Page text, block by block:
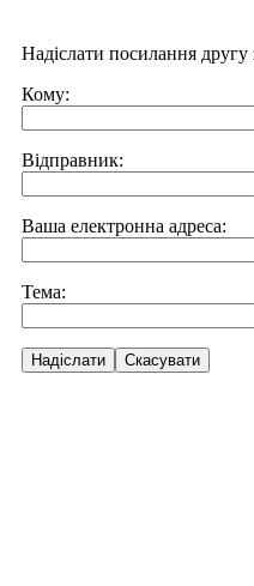
Надіслати посилання
Кому:
Відправник:
Ваша електронна адреса:
Тема:
Надіслати Скасувати